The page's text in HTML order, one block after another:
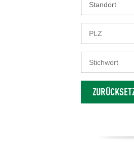
Standort